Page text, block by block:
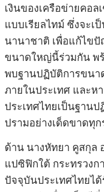
เงินของเครือข่ายคอ
แบบเรียลไทม์ ซึ่งจะเ
นานาชาติ เพื่อแก้ไข
ขนาดใหญ่นี้ร่วมกัน พ
พบฐานปฏิบัติการขนา
ภายในประเทศ และห
ประเทศไทยเป็นฐาน
ปรามอย่างเด็ดขาดทุก
ด้าน นางหัทยา คูสกุล
แปซิฟิกใต้ กระทรวงก
ปัจจุบันประเทศไทยไ